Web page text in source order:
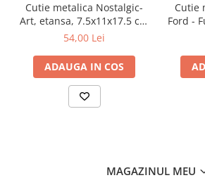
Cutie metalica Nostalgic-
Art, etansa, 7.5x11x17.5 cm
- Strong Coffee Served Here
54,00 Lei
ADAUGA IN COS
Cutie
Ford -
de
MAGAZINUL MEU